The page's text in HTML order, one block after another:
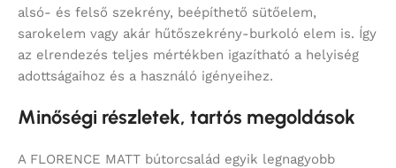
alsó- és felső szekrény, beépíthető sütőelem,
sarokelem vagy akár hűtőszekrény-burkoló elem is. Így
az elrendezés teljes mértékben igazítható a helyiség
adottságaihoz és a használó igényeihez.
Minőségi részletek, tartós megoldások
A FLORENCE MATT bútorcsalád egyik legnagyobb